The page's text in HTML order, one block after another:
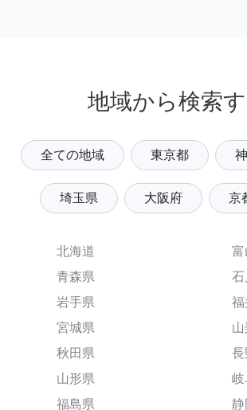
地域から検索
全ての地域 東京都
埼玉県 大阪府 京
北海道
青森県
岩手県
宮城県
秋田県
山形県
福島県
富
石
福
長
岐
静